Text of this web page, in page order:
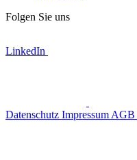
Folgen Sie uns
LinkedIn
Datenschutz Impressum AGB